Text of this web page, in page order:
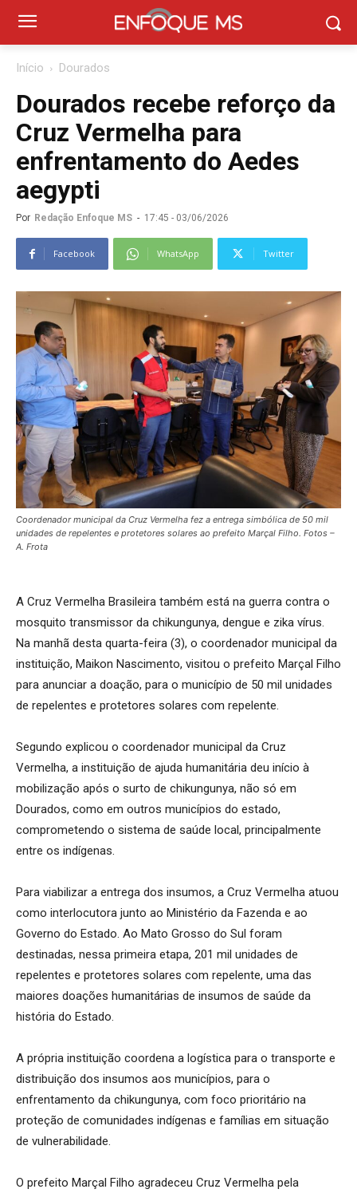
Início Dourados
Dourados recebe reforço da
Cruz Vermelha para
enfrentamento do Aedes
aegypti
Por Redação Enfoque MS - 17:45 - 03/06/2026
Facebook WhatsApp Twitter
Coordenador municipal da Cruz Vermelha fez a entrega simbólica de 50 mil
unidades de repelentes e protetores solares ao prefeito Marçal Filho. Fotos –
A. Frota
A Cruz Vermelha Brasileira também está na guerra contra o
mosquito transmissor da chikungunya, dengue e zika vírus.
Na manhã desta quarta-feira (3), o coordenador municipal da
instituição, Maikon Nascimento, visitou o prefeito Marçal Filho
para anunciar a doação, para o município de 50 mil unidades
de repelentes e protetores solares com repelente.
Segundo explicou o coordenador municipal da Cruz
Vermelha, a instituição de ajuda humanitária deu início à
mobilização após o surto de chikungunya, não só em
Dourados, como em outros municípios do estado,
comprometendo o sistema de saúde local, principalmente
entre os indígenas.
Para viabilizar a entrega dos insumos, a Cruz Vermelha atuou
como interlocutora junto ao Ministério da Fazenda e ao
Governo do Estado. Ao Mato Grosso do Sul foram
destinadas, nessa primeira etapa, 201 mil unidades de
repelentes e protetores solares com repelente, uma das
maiores doações humanitárias de insumos de saúde da
história do Estado.
A própria instituição coordena a logística para o transporte e
distribuição dos insumos aos municípios, para o
enfrentamento da chikungunya, com foco prioritário na
proteção de comunidades indígenas e famílias em situação
de vulnerabilidade.
O prefeito Marçal Filho agradeceu Cruz Vermelha pela